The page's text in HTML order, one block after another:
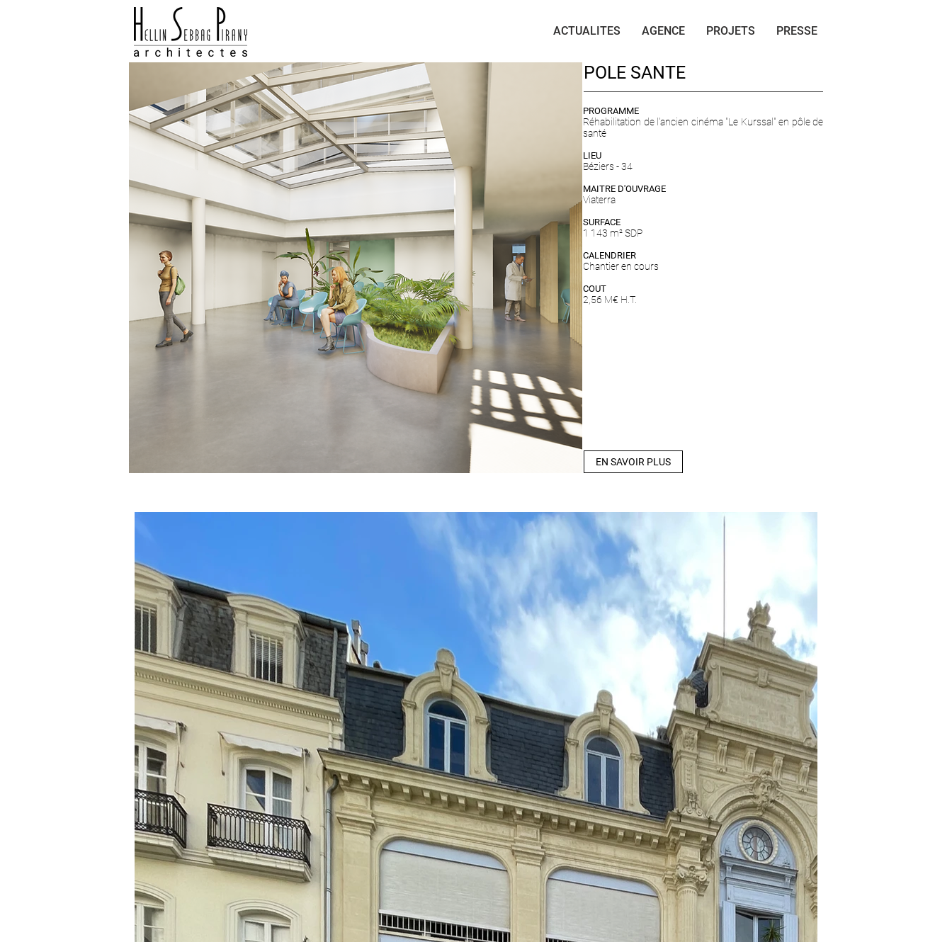
ACTUALITES AGENCE PROJETS PRESSE
POLE SANTE
PROGRAMME
Réhabilitation de l'ancien cinéma "Le Kurssal" en pôle de
santé
LIEU
Béziers - 34
MAITRE D'OUVRAGE
Viaterra
SURFACE
1 143 m² SDP
CALENDRIER
Chantier en cours
COUT
2,56 M€ H.T.
EN SAVOIR PLUS